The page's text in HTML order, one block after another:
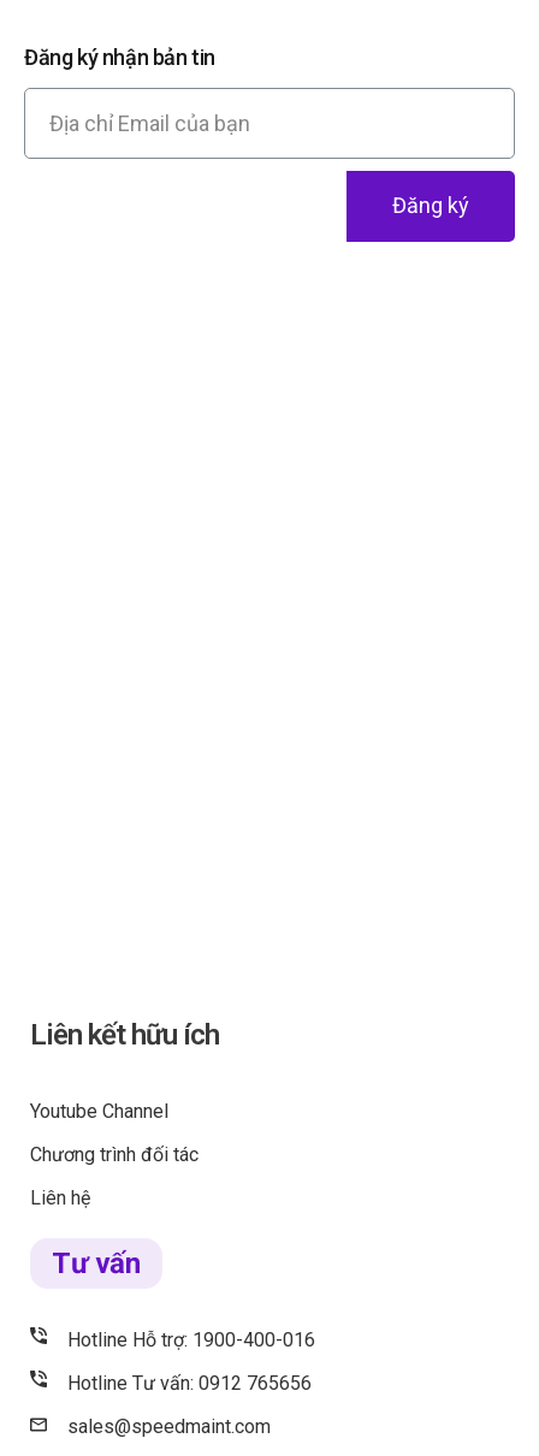
Đăng ký nhận bản tin
Đăng ký
Liên kết hữu ích
Youtube Channel
Chương trình đối tác
Liên hệ
Tư vấn
Hotline Hỗ trợ: 1900-400-016
Hotline Tư vấn: 0912 765656
sales@speedmaint.com